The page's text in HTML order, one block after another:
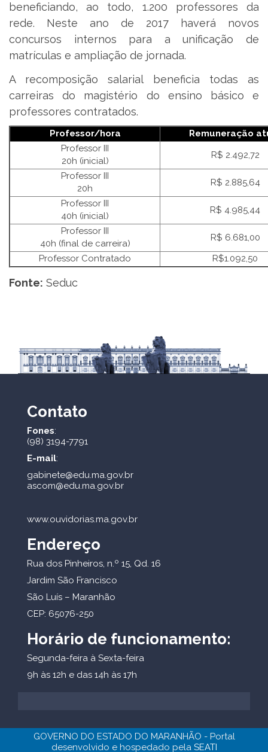
beneficiando, ao todo, 1.200 professores da
rede. Neste ano de 2017 haverá novos
concursos internos para a unificação de
matrículas e ampliação de jornada.
A recomposição salarial beneficia todas as
carreiras do magistério do ensino básico e
professores contratados.
Professor/hora
Remuneração
Professor III
20h (inicial)
R$ 2.492,72
Professor III
20h
R$ 2.885,64
Professor III
40h (inicial)
R$ 4.985,44
Professor III
40h (final de carreira)
R$ 6.681,00
Professor Contratado
R$1.092,50
Fonte: Seduc
Contato
Fones:
(98) 3194-7791
E-mail:
gabinete@edu.ma.gov.br
ascom@edu.ma.gov.br
www.ouvidorias.ma.gov.br
Endereço
Rua dos Pinheiros, n.º 15, Qd. 16
Jardim São Francisco
São Luís – Maranhão
CEP: 65076-250
Horário de funcionamento:
Segunda-feira à Sexta-feira
9h às 12h e das 14h às 17h
GOVERNO DO ESTADO DO MARANHÃO - Portal
desenvolvido e hospedado pela SEATI